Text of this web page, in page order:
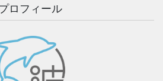
ロフィール